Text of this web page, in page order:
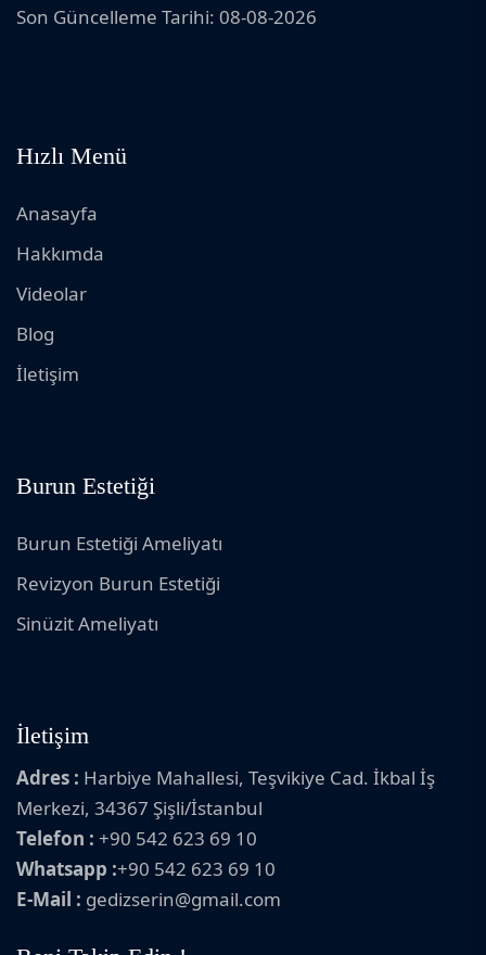
Son Güncelleme Tarihi: 08-08-2026
Hızlı Menü
Anasayfa
Hakkımda
Videolar
Blog
İletişim
Burun Estetiği
Burun Estetiği Ameliyatı
Revizyon Burun Estetiği
Sinüzit Ameliyatı
İletişim
Adres : Harbiye Mahallesi, Teşvikiye Cad. İkbal İş
Merkezi, 34367 Şişli/İstanbul
Telefon : +90 542 623 69 10
Whatsapp :+90 542 623 69 10
E-Mail : gedizserin@gmail.com